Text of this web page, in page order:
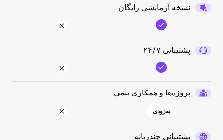
نسخه آزمایشی رایگان
پشتیبانی ۲۴/۷
پروژه‌ها و همکاری تیمی
به‌زودی
پشتیبانی چندزبانه